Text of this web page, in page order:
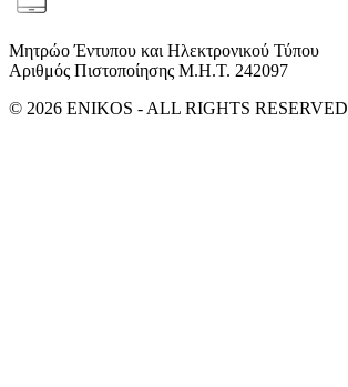
Μητρώο Έντυπου και Ηλεκτρονικού Τύπου
Αριθμός Πιστοποίησης Μ.Η.Τ. 242097
© 2026 ENIKOS - ALL RIGHTS RESERVED